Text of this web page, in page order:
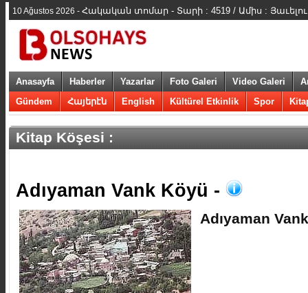
10 Ağustos 2026 - Հակական տոմար - Տարի : 4519 / Ամիս :
Anasayfa Haberler Yazarlar Foto Galeri Video Galeri
Gündem
Հայերէն English Kültürel Etkinlik Spor
Kitap Köşesi :
​Adıyaman Vank Köyü -
​Adıyaman